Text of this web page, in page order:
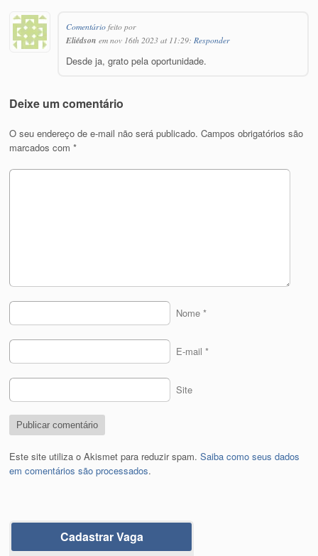
Comentáriofeito por
Eliédson em nov 16th 2023 at 11:29: Responder
Desde ja, grato pela oportunidade.
Deixe um comentário
O seu endereço de e-mail não será publicado. Campos obrigatórios são
marcados com*
Nome *
E-mail *
Site
Este site utiliza o Akismet para reduzir spam.Saiba como seus dados
em comentários são processados.
Cadastrar Vaga